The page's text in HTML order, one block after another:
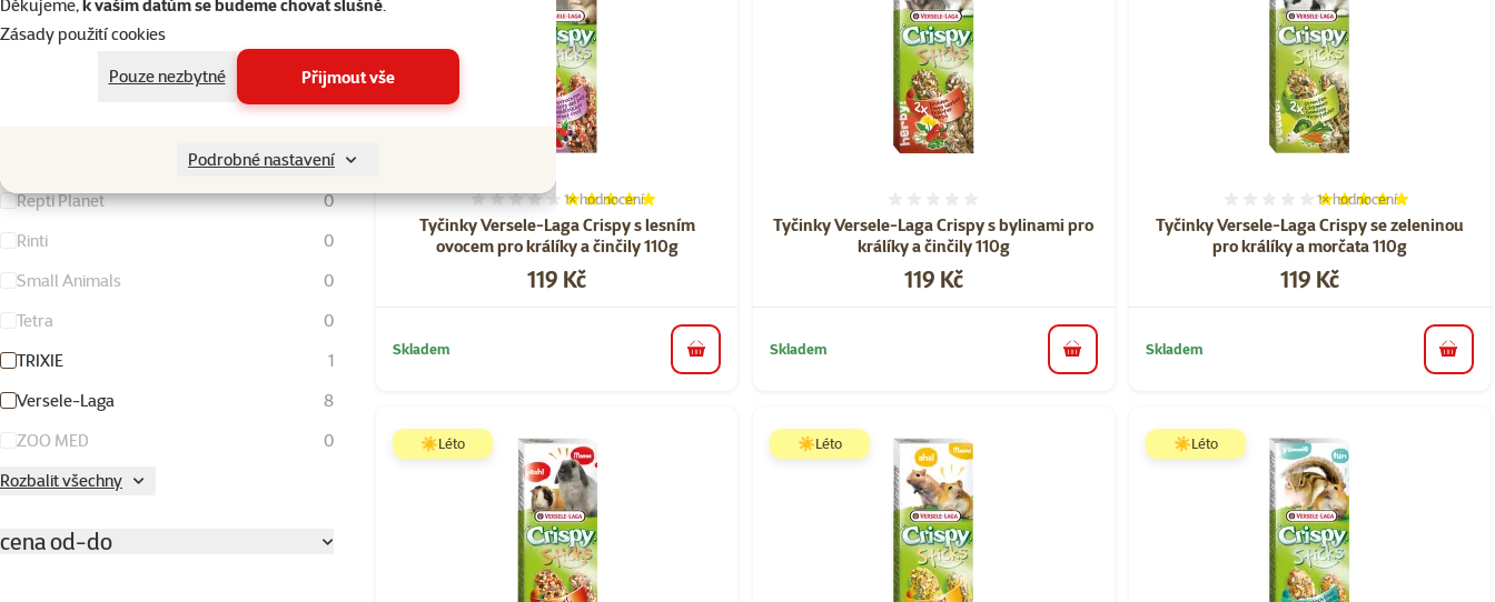
Děkujeme,k vašim datům se budeme chovat slušně.
Zásady použití cookies
Pouze nezbytné
Přijmout vše
Podrobné nastavení
Magic Cat
4
0
Repti Planet
0
Rinti
0
Small Animals
0
Tetra
0
TRIXIE
1
Versele-Laga
8
ZOO MED
0
Rozbalit všechny
cena od-do
Tyčinky Versele-Laga Crispy s lesním
ovocem pro králíky a činčily 110g
Hodnocení 100%, počet hodnocení: 1
1×hodnocení
Cena
119 Kč
Skladem do košíku
Tyčinky Versele-Laga Crispy s bylinami pro
králíky a činčily 110g
Cena
119 Kč
Skladem do košíku
Tyčinky Versele-Laga Crispy se zeleninou
pro králíky a morčata 110g
Hodnocení 100%, počet
1×hodnocení
Cena
119 Kč
Skladem do
☀️Léto ☀️Léto ☀️Léto